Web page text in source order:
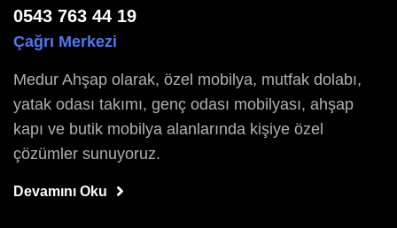
0543 763 44 19
Çağrı Merkezi
Medur Ahşap olarak, özel mobilya, mutfak dolabı,
yatak odası takımı, genç odası mobilyası, ahşap
kapı ve butik mobilya alanlarında kişiye özel
çözümler sunuyoruz.
Devamını Oku